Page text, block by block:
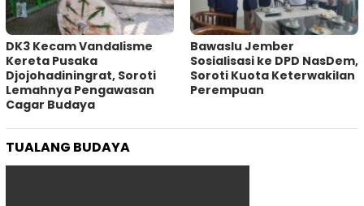
DK3 Kecam Vandalisme
Kereta Pusaka
Djojohadiningrat, Soroti
Lemahnya Pengawasan
Cagar Budaya
Bawaslu Jember
Sosialisasi ke DPD NasDem,
Soroti Kuota Keterwakilan
Perempuan
TUALANG BUDAYA